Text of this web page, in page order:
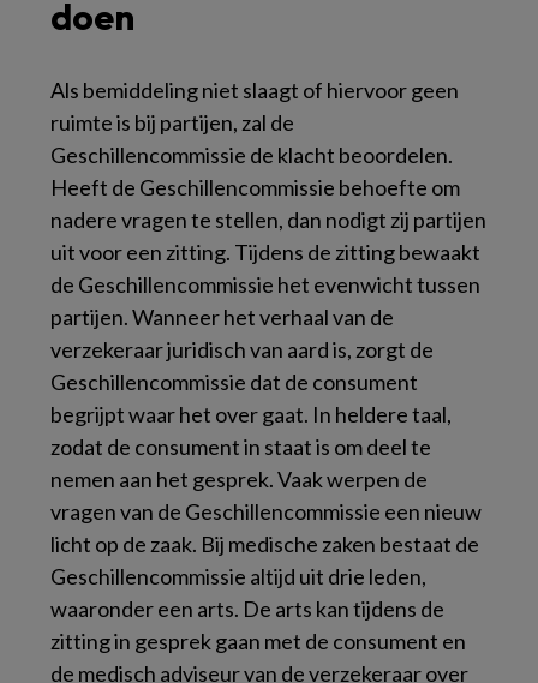
doen
Als bemiddeling niet slaagt of hiervoor geen
ruimte is bij partijen, zal de
Geschillencommissie de klacht beoordelen.
Heeft de Geschillencommissie behoefte om
nadere vragen te stellen, dan nodigt zij partijen
uit voor een zitting. Tijdens de zitting bewaakt
de Geschillencommissie het evenwicht tussen
partijen. Wanneer het verhaal van de
verzekeraar juridisch van aard is, zorgt de
Geschillencommissie dat de consument
begrijpt waar het over gaat. In heldere taal,
zodat de consument in staat is om deel te
nemen aan het gesprek. Vaak werpen de
vragen van de Geschillencommissie een nieuw
licht op de zaak. Bij medische zaken bestaat de
Geschillencommissie altijd uit drie leden,
waaronder een arts. De arts kan tijdens de
zitting in gesprek gaan met de consument en
de medisch adviseur van de verzekeraar over